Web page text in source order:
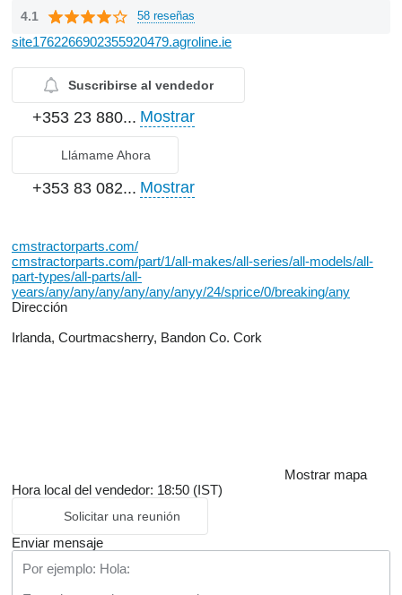
4.1 58 reseñas
site1762266902355920479.agroline.ie
Suscribirse al vendedor
+353 23 880... Mostrar
Llámame Ahora
+353 83 082... Mostrar
cmstractorparts.com/
cmstractorparts.com/part/1/all-makes/all-series/all-models/all-
part-types/all-parts/all-
years/any/any/any/any/any/anyy/24/sprice/0/breaking/any
Dirección
Irlanda, Courtmacsherry, Bandon Co. Cork
Mostrar mapa
Hora local del vendedor: 18:50 (IST)
Solicitar una reunión
Enviar mensaje